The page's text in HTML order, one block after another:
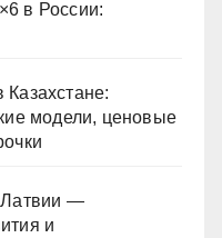
в России:
модели, ценовые
Латвии —
и